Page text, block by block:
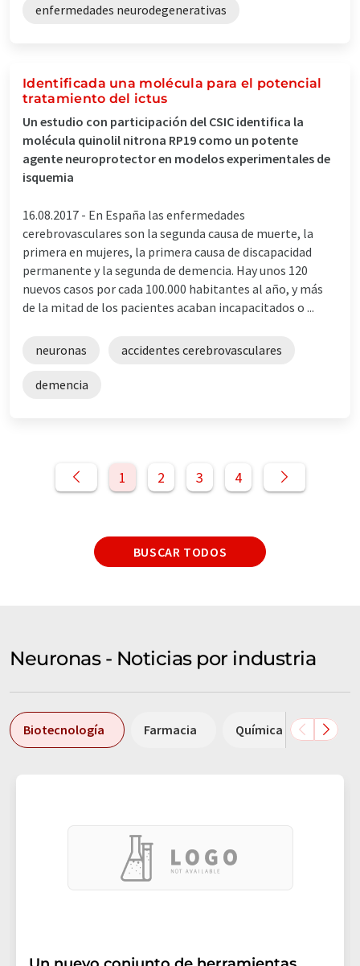
enfermedades neurodegenerativas
Identificada una molécula para el potencial
tratamiento del ictus
Un estudio con participación del CSIC identifica la
molécula quinolil nitrona RP19 como un potente
agente neuroprotector en modelos experimentales de
isquemia
16.08.2017 - En España las enfermedades
cerebrovasculares son la segunda causa de muerte, la
primera en mujeres, la primera causa de discapacidad
permanente y la segunda de demencia. Hay unos 120
nuevos casos por cada 100.000 habitantes al año, y más
de la mitad de los pacientes acaban incapacitados o ...
neuronas accidentes cerebrovasculares
demencia
1 2 3 4
BUSCAR TODOS
Neuronas - Noticias por industria
Biotecnología Farmacia Química